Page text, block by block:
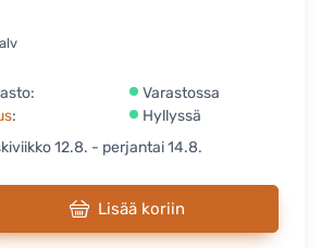
Varastossa
:
Hyllyssä
12.8. - perjantai 14.8.
Lisää koriin